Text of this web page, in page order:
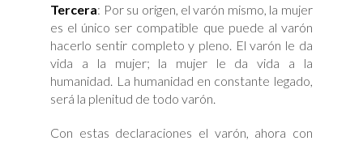
Tercera: Por su origen, el varón mismo, la mujer
es el único ser compatible que puede al varón
hacerlo sentir completo y pleno. El varón le da
vida a la mujer; la mujer le da vida a la
humanidad. La humanidad en constante legado,
será la plenitud de todo varón.
Con estas declaraciones el varón, ahora con